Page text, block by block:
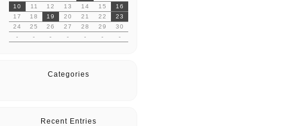
10
11 12 13 14 15
16
17
18 19 20 21 22
23
24
25 26 27 28 29
30
-
- - - - - -
Categories
Recent Entries